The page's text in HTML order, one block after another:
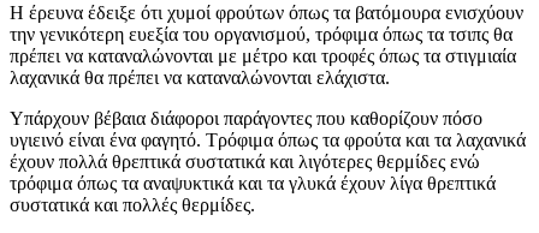
Η έρευνα έδειξε ότι χυμοί φρούτων όπως τα βατόμουρα ενισχύουν
την γενικότερη ευεξία του οργανισμού, τρόφιμα όπως τα τσιπς θα
πρέπει να καταναλώνονται με μέτρο και τροφές όπως τα στιγμιαία
λαχανικά θα πρέπει να καταναλώνονται ελάχιστα.
Υπάρχουν βέβαια διάφοροι παράγοντες που καθορίζουν πόσο
υγιεινό είναι ένα φαγητό. Τρόφιμα όπως τα φρούτα και τα λαχανικά
έχουν πολλά θρεπτικά συστατικά και λιγότερες θερμίδες ενώ
τρόφιμα όπως τα αναψυκτικά και τα γλυκά έχουν λίγα θρεπτικά
συστατικά και πολλές θερμίδες.